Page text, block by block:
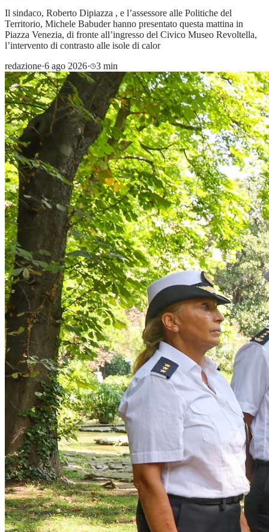
Il sindaco, Roberto Dipiazza , e l’assessore alle Politiche del
Territorio, Michele Babuder hanno presentato questa mattina in
Piazza Venezia, di fronte all’ingresso del Civico Museo Revoltella,
l’intervento di contrasto alle isole di calor
redazione·6 ago 2026· 3 min